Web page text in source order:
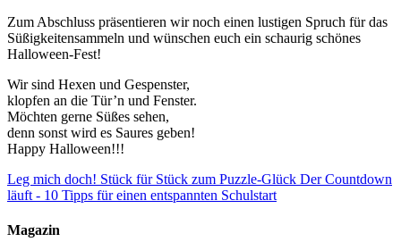
Zum Abschluss präsentieren wir noch einen lustigen Spruch für das
Süßigkeitensammeln und wünschen euch ein schaurig schönes
Halloween-Fest!
Wir sind Hexen und Gespenster,
klopfen an die Tür’n und Fenster.
Möchten gerne Süßes sehen,
denn sonst wird es Saures geben!
Happy Halloween!!!
Leg mich doch! Stück für Stück zum Puzzle-Glück Der Countdown
läuft - 10 Tipps für einen entspannten Schulstart
Magazin